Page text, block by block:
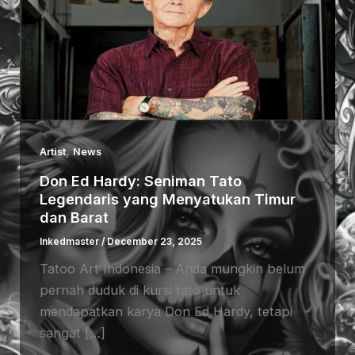
Artist,News
Don Ed Hardy: Seniman Tato
Legendaris yang Menyatukan Timur
dan Barat
Inkedmaster /December 23, 2025
Tatoo Art Indonesia – Anda mungkin belum
pernah duduk di kursi tato untuk
mendapatkan karya Don Ed Hardy, tetapi
sangat […]